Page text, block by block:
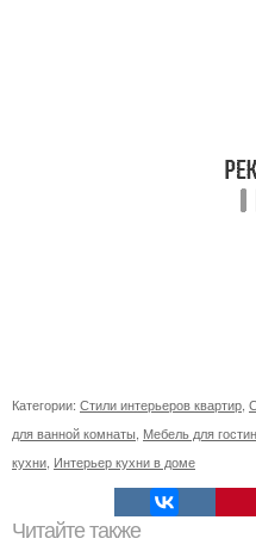
Категории: Стили интерьеров квартир
для ванной комнаты Мебель для
кухни Интерьер кухни в доме
Читайте также